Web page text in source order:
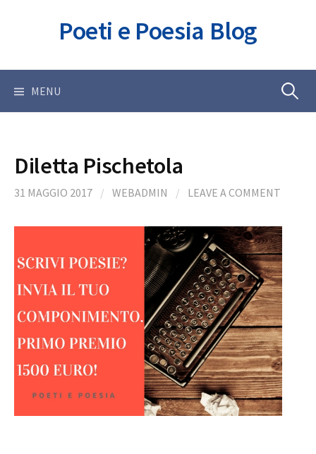
Poeti e Poesia Blog
MENU Ricerca
Diletta Pischetola
31 MAGGIO 2017 / WEBADMIN / LEAVE A COMMENT